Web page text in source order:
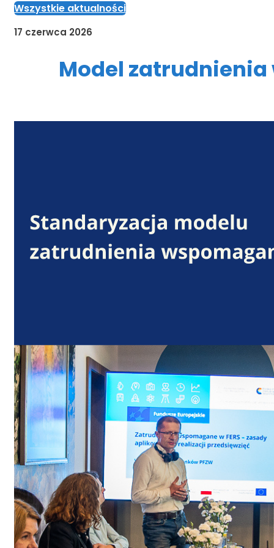
Wszystkie aktualności
17 czerwca 2026
Model zatrudnienia